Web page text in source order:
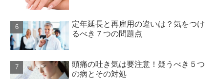
定年延長と再雇用の違いは？気をつけ
るべき７つの問題点
頭痛の吐き気は要注意！疑うべき５つ
の病とその対処